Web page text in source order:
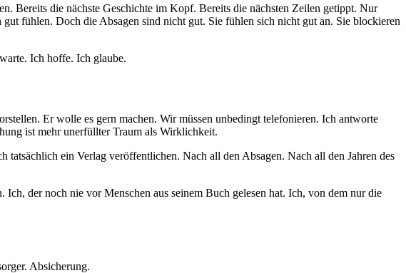
Bereits die nächste Geschichte im Kopf. Bereits die nächsten Zeilen getippt. Nur
fühlen. Doch die Absagen sind nicht gut. Sie fühlen sich nicht gut an. Sie blockieren
Ich hoffe. Ich glaube.
Er wolle es gern machen. Wir müssen unbedingt telefonieren. Ich antworte
ist mehr unerfüllter Traum als Wirklichkeit.
ein Verlag veröffentlichen. Nach all den Absagen. Nach all den Jahren des
der noch nie vor Menschen aus seinem Buch gelesen hat. Ich, von dem nur die
Absicherung.